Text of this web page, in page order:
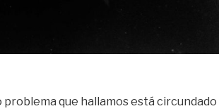
que hallamos está circundado